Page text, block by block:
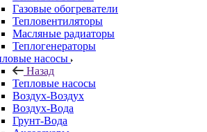
Газовые обогреватели
Тепловентиляторы
Масляные радиаторы
Теплогенераторы
насосы
Назад
Тепловые насосы
Воздух-Воздух
Воздух-Вода
Грунт-Вода